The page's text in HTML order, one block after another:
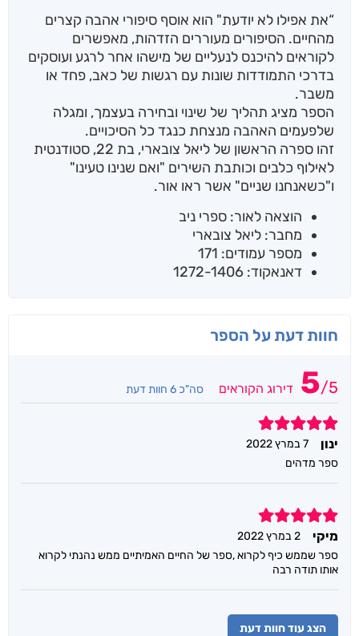
“את אפילו לא יודעת" הוא אוסף סיפורי אהבה קצרים
מהחיים. הסיפורים מעוררים הזדהות, מאפשרים
לקוראים להיכנס לנעליים של מישהו אחר לרגע ועוסקים
בדרכי התמודדות שונות עם רגשות של כאב, פחד או
משבר.
הספר מציג תהליך של שינוי ובחירה בעצמך, ומגלה
שלפעמים האהבה מנצחת כנגד כל הסיכויים.
זהו ספרה הראשון של ליאל צובארי, בת 22, סטודנטית
לאילוף כלבים וכותבת השירים "ואם שנינו טעינו"
ו"כשאנחנו שניים" אשר ראו אור.
הוצאה לאור: ספרי ניב
מחבר: ליאל צובארי
מספר עמודים: 171
דאנאקוד: 1272-1406
חוות דעת על הספר
5/5 דירוג הקוראים סה"כ 6 חוות דעת
5
ינון
7 במרץ 2022
ספר מדהים
5
מיקי
2 במרץ 2022
ספר שממש כיף לקרוא ,ספר של החיים האמיתיים ממש נהנתי לקרוא
אותו תודה רבה
הצג עוד חוות דעת